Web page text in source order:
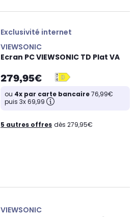
Exclusivité internet
VIEWSONIC
Ecran PC VIEWSONIC TD Plat VA
279,95€
ou 4x par carte bancaire76,99€
puis 3x 69,99
5 autres offres dès 279,95€
VIEWSONIC